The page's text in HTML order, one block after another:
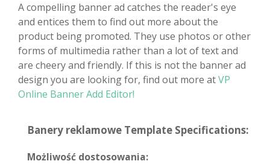
A compelling banner ad catches the reader's eye
and entices them to find out more about the
product being promoted. They use photos or other
forms of multimedia rather than a lot of text and
are cheery and friendly. If this is not the banner ad
design you are looking for, find out more atVP
Online Banner Add Editor!
Banery reklamowe Template Specifications:
Możliwość dostosowania: